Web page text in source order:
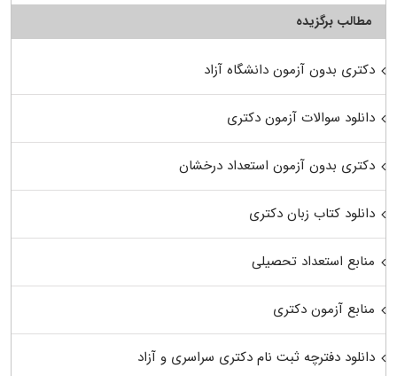
مطالب برگزیده
دکتری بدون آزمون دانشگاه آزاد
دانلود سوالات آزمون دکتری
دکتری بدون آزمون استعداد درخشان
دانلود کتاب زبان دکتری
منابع استعداد تحصیلی
منابع آزمون دکتری
دانلود دفترچه ثبت نام دکتری سراسری و آزاد